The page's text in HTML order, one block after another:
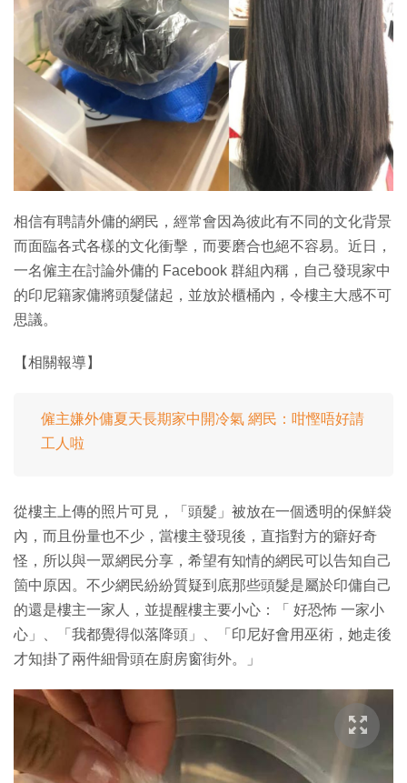
生成式AI與雲端應用
Enterprise Digital Transformation
相信有聘請外傭的網民，經常會因為彼此有不同的文化背景
而面臨各式各樣的文化衝擊，而要磨合也絕不容易。近日，
一名僱主在討論外傭的 Facebook 群組內稱，自己發現家中
的印尼籍家傭將頭髮儲起，並放於櫃桶內，令樓主大感不可
思議。
【相關報導】
僱主嫌外傭夏天長期家中開冷氣 網民：咁慳唔好請
工人啦
從樓主上傳的照片可見，「頭髮」被放在一個透明的保鮮袋
內，而且份量也不少，當樓主發現後，直指對方的癖好奇
怪，所以與一眾網民分享，希望有知情的網民可以告知自己
箇中原因。不少網民紛紛質疑到底那些頭髮是屬於印傭自己
的還是樓主一家人，並提醒樓主要小心：「 好恐怖 一家小
心」、「我都覺得似落降頭」、「印尼好會用巫術，她走後
才知掛了兩件細骨頭在廚房窗街外。」